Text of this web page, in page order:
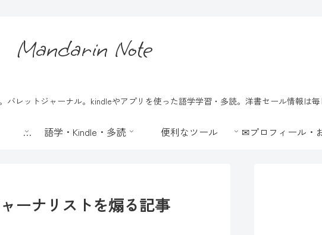
Mandarin Note
レットジャーナル。kindleやアプリを使った語学学習・多読。洋書セール情報は毎
📖 著書 語学・Kindle・多読 便利なツール
ーナリストを煽る記事